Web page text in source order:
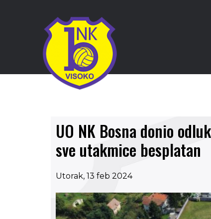
UO NK Bosna donio
sve utakmice besplatan
Utorak, 13 feb 2024